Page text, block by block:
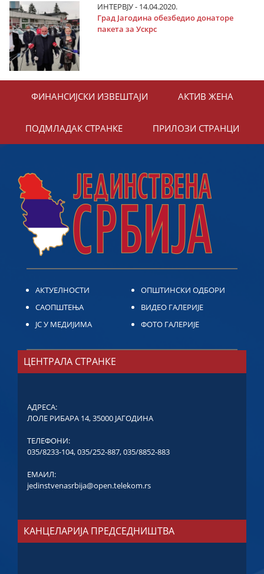
ИНТЕРВЈУ - 14.04.2020.
Град Јагодина обезбедио донаторе
пакета за Ускрс
ФИНАНСИЈСКИ ИЗВЕШТАЈИ АКТИВ ЖЕНА
ПОДМЛАДАК СТРАНКЕ ПРИЛОЗИ СТРАНЦИ
АКТУЕЛНОСТИ
САОПШТЕЊА
ЈС У МЕДИЈИМА
ОПШТИНСКИ ОДБОРИ
ВИДЕО ГАЛЕРИЈЕ
ФОТО ГАЛЕРИЈЕ
ЦЕНТРАЛА СТРАНКЕ
АДРЕСА:
ЛОЛЕ РИБАРА 14, 35000 ЈАГОДИНА
ТЕЛЕФОНИ:
035/8233-104,035/252-887,035/8852-883
ЕМАИЛ:
jedinstvenasrbija@open.telekom.rs
КАНЦЕЛАРИЈА ПРЕДСЕДНИШТВА